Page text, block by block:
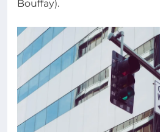
Bouffay).